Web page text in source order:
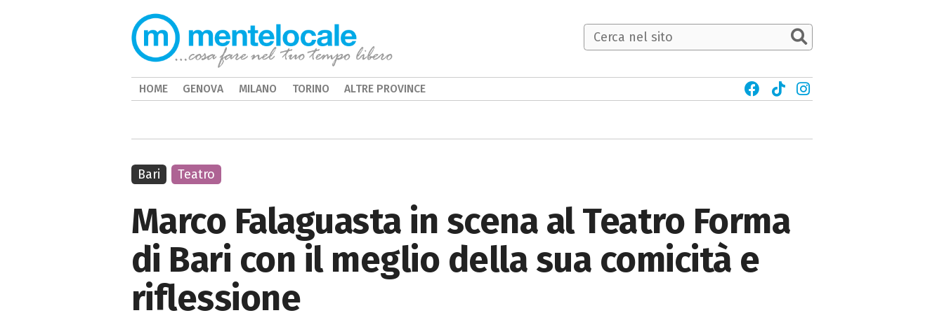
Marco Falaguasta in scena al Teatro Forma
di Bari con il meglio della sua comicità e
riflessione
Bari Teatro
HOME GENOVA MILANO TORINO ALTRE PROVINCE